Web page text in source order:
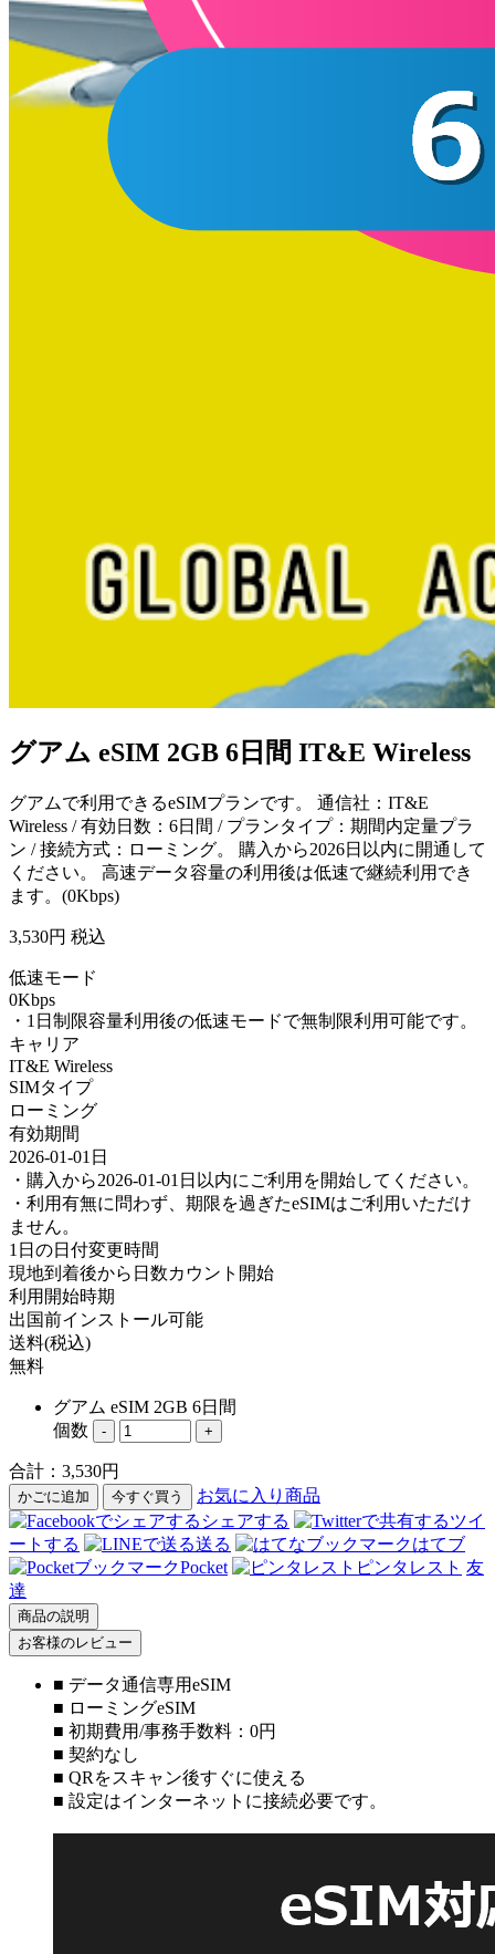
グアム eSIM 2GB 6日間 IT&E Wireless
グアムで利用できるeSIMプランです。 通信社：IT&E
Wireless / 有効日数：6日間 / プランタイプ：期間内定量プラ
ン / 接続方式：ローミング。 購入から2026日以内に開通して
ください。 高速データ容量の利用後は低速で継続利用でき
ます。(0Kbps)
3,530円 税込
低速モード
0Kbps
・1日制限容量利用後の低速モードで無制限利用可能です。
キャリア
IT&E Wireless
SIMタイプ
ローミング
有効期間
2026-01-01日
・購入から2026-01-01日以内にご利用を開始してください。
・利用有無に問わず、期限を過ぎたeSIMはご利用いただけ
ません。
1日の日付変更時間
現地到着後から日数カウント開始
利用開始時期
出国前インストール可能
送料(税込)
無料
グアム eSIM 2GB 6日間
個数
- +
合計： 3,530円
かごに追加 今すぐ買う
お気に入り商品
シェアする
ツイ
ートする
送る
はてブ
Pocket
ピンタレスト 友
達
商品の説明
お客様のレビュー
■ データ通信専用eSIM
■ ローミングeSIM
■ 初期費用/事務手数料：0円
■ 契約なし
■ QRをスキャン後すぐに使える
■ 設定はインターネットに接続必要です。